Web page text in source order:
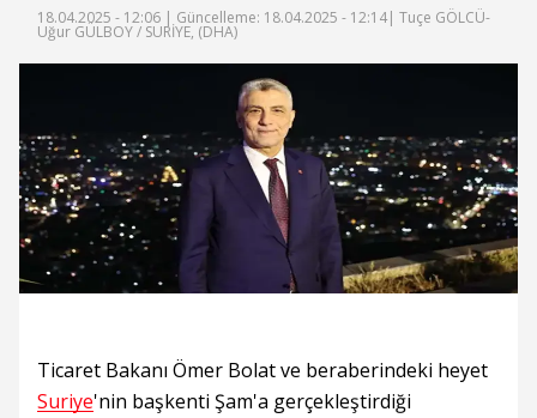
18.04.2025 - 12:06 | Güncelleme: 18.04.2025 - 12:14| Tuçe GÖLCÜ-
Uğur GÜLBOY / SURİYE, (DHA)
Ticaret Bakanı Ömer Bolat ve beraberindeki heyet
Suriye'nin başkenti Şam'a gerçekleştirdiği